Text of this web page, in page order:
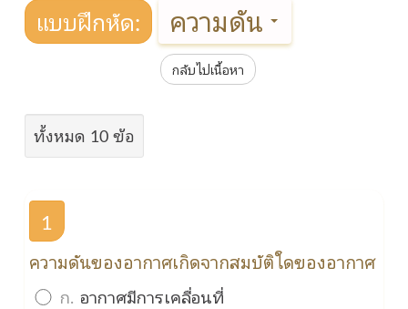
แบบฝึกหัด: ความดัน
กลับไปเนื้อหา
ทั้งหมด 10 ข้อ
1
ความดันของอากาศเกิดจากสมบัติใดของอากาศ
ก. อากาศมีการเคลื่อนที่